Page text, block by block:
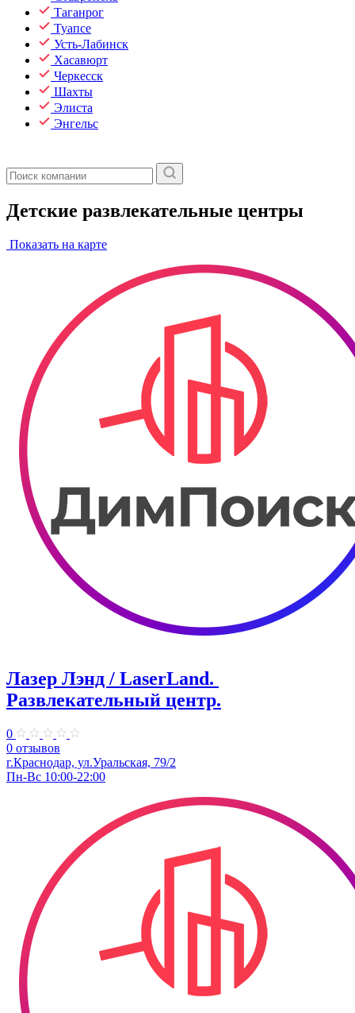
Таганрог
Туапсе
Усть-Лабинск
Хасавюрт
Черкесск
Шахты
Элиста
Энгельс
Детские развлекательные центры
Показать на карте
Лазер Лэнд / LaserLand. ​
Развлекательный центр.
0
0 отзывов
г.Краснодар, ​ул.Уральская, 79/2
Пн-Вс 10:00-22:00